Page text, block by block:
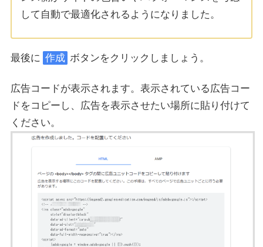
して自動で最適化されるようになりました。
最後に 作成 ボタンをクリックしましょう。
広告コードが表示されます。表示されている広告コー
ドをコピーし、広告を表示させたい場所に貼り付けて
ください。